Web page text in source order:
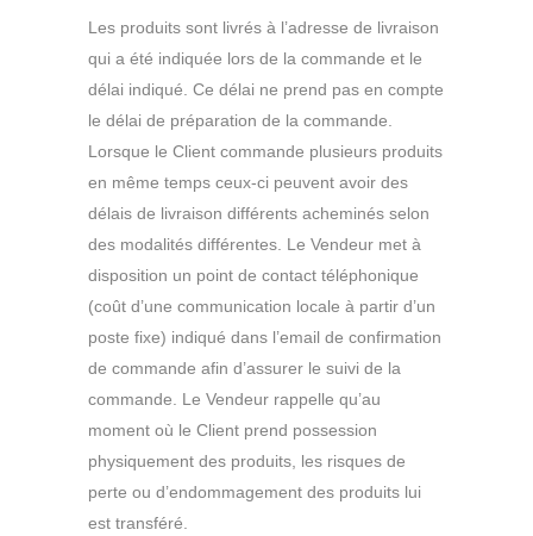
Les produits sont livrés à l’adresse de livraison
qui a été indiquée lors de la commande et le
délai indiqué. Ce délai ne prend pas en compte
le délai de préparation de la commande.
Lorsque le Client commande plusieurs produits
en même temps ceux-ci peuvent avoir des
délais de livraison différents acheminés selon
des modalités différentes. Le Vendeur met à
disposition un point de contact téléphonique
(coût d’une communication locale à partir d’un
poste fixe) indiqué dans l’email de confirmation
de commande afin d’assurer le suivi de la
commande. Le Vendeur rappelle qu’au
moment où le Client prend possession
physiquement des produits, les risques de
perte ou d’endommagement des produits lui
est transféré.